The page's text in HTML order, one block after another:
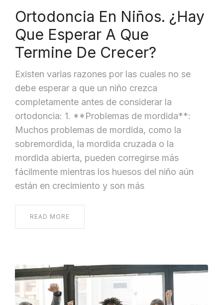
Ortodoncia En Niños. ¿Hay
Que Esperar A Que
Termine De Crecer?
Existen varias razones por las cuales no se
debe esperar a que un niño crezca
completamente antes de considerar la
ortodoncia: 1. **Problemas de mordida**:
Muchos problemas de mordida, como la
sobremordida, la mordida cruzada o la
mordida abierta, pueden corregirse más
fácilmente mientras los huesos del niño aún
están en crecimiento y son más
READ MORE